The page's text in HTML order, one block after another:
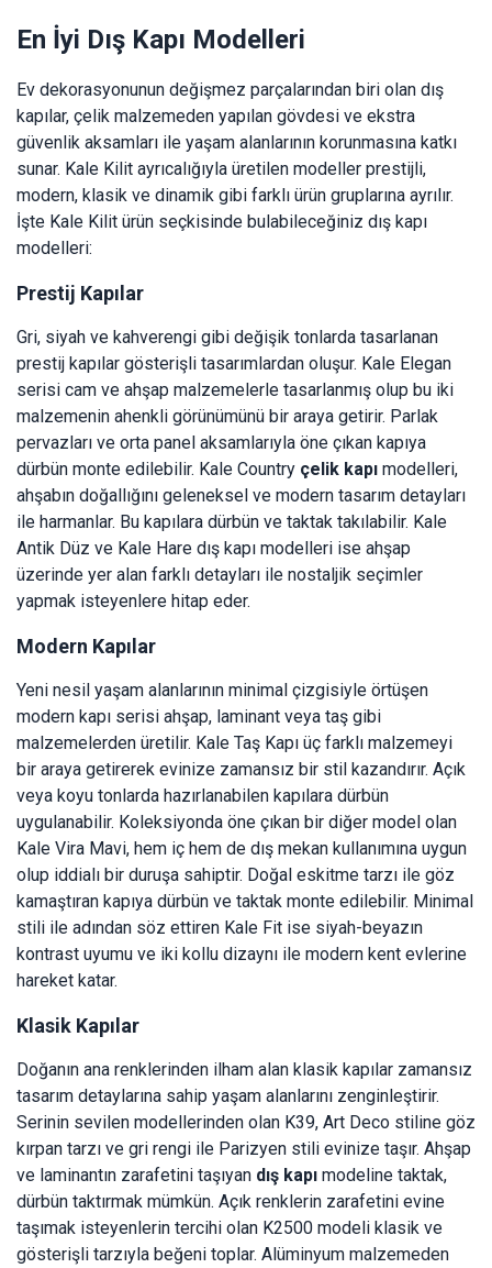
En İyi Dış Kapı Modelleri
Ev dekorasyonunun değişmez parçalarından biri olan dış
kapılar, çelik malzemeden yapılan gövdesi ve ekstra
güvenlik aksamları ile yaşam alanlarının korunmasına katkı
sunar. Kale Kilit ayrıcalığıyla üretilen modeller prestijli,
modern, klasik ve dinamik gibi farklı ürün gruplarına ayrılır.
İşte Kale Kilit ürün seçkisinde bulabileceğiniz dış kapı
modelleri:
Prestij Kapılar
Gri, siyah ve kahverengi gibi değişik tonlarda tasarlanan
prestij kapılar gösterişli tasarımlardan oluşur. Kale Elegan
serisi cam ve ahşap malzemelerle tasarlanmış olup bu iki
malzemenin ahenkli görünümünü bir araya getirir. Parlak
pervazları ve orta panel aksamlarıyla öne çıkan kapıya
dürbün monte edilebilir. Kale Country çelik kapı modelleri,
ahşabın doğallığını geleneksel ve modern tasarım detayları
ile harmanlar. Bu kapılara dürbün ve taktak takılabilir. Kale
Antik Düz ve Kale Hare dış kapı modelleri ise ahşap
üzerinde yer alan farklı detayları ile nostaljik seçimler
yapmak isteyenlere hitap eder.
Modern Kapılar
Yeni nesil yaşam alanlarının minimal çizgisiyle örtüşen
modern kapı serisi ahşap, laminant veya taş gibi
malzemelerden üretilir. Kale Taş Kapı üç farklı malzemeyi
bir araya getirerek evinize zamansız bir stil kazandırır. Açık
veya koyu tonlarda hazırlanabilen kapılara dürbün
uygulanabilir. Koleksiyonda öne çıkan bir diğer model olan
Kale Vira Mavi, hem iç hem de dış mekan kullanımına uygun
olup iddialı bir duruşa sahiptir. Doğal eskitme tarzı ile göz
kamaştıran kapıya dürbün ve taktak monte edilebilir. Minimal
stili ile adından söz ettiren Kale Fit ise siyah-beyazın
kontrast uyumu ve iki kollu dizaynı ile modern kent evlerine
hareket katar.
Klasik Kapılar
Doğanın ana renklerinden ilham alan klasik kapılar zamansız
tasarım detaylarına sahip yaşam alanlarını zenginleştirir.
Serinin sevilen modellerinden olan K39, Art Deco stiline göz
kırpan tarzı ve gri rengi ile Parizyen stili evinize taşır. Ahşap
ve laminantın zarafetini taşıyan dış kapı modeline taktak,
dürbün taktırmak mümkün. Açık renklerin zarafetini evine
taşımak isteyenlerin tercihi olan K2500 modeli klasik ve
gösterişli tarzıyla beğeni toplar. Alüminyum malzemeden